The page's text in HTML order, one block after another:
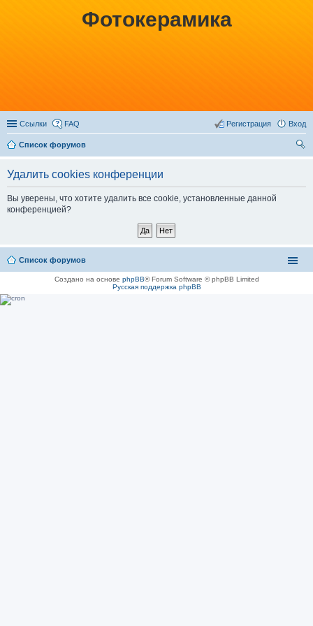
Фотокерамика
Ссылки FAQ Вход
Регистрация
Список форумов
Удалить cookies конференции
Вы уверены, что хотите удалить все cookie, установленные данной
конференцией?
Список форумов
Создано на основе phpBB® Forum Software © phpBB Limited
Русская поддержка phpBB